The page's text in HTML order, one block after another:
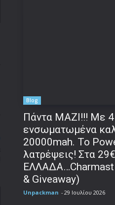
Blog
Πάντα ΜΑΖΙ!!! Με 4
ενσωματωμένα
20000mah. Το
λατρέψεις! Στα
& Giveaway)
Unpackman - 29 Ιουλίου 2026